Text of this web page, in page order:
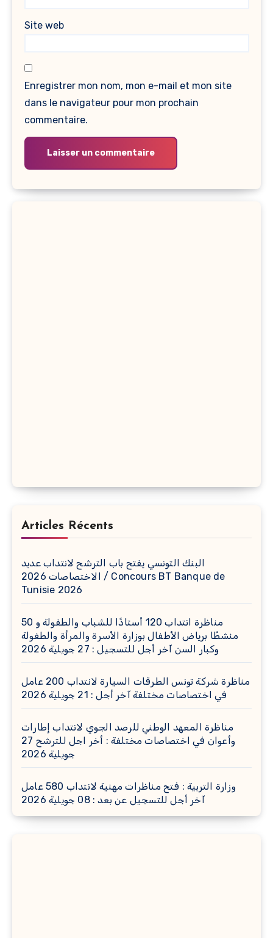
Site web
Enregistrer mon nom, mon e-mail et mon site
dans le navigateur pour mon prochain
commentaire.
Articles Récents
البنك التونسي يفتح باب الترشح لانتداب عديد
الاختصاصات 2026 / Concours BT Banque de
Tunisie 2026
مناظرة انتداب 120 أستاذًا للشباب والطفولة و 50
منشطًا برياض الأطفال بوزارة الأسرة والمرأة والطفولة
وكبار السن آخر أجل للتسجيل : 27 جويلية 2026
مناظرة شركة تونس الطرقات السيارة لانتداب 200 عامل
في اختصاصات مختلفة آخر أجل : 21 جويلية 2026
مناظرة المعهد الوطني للرصد الجوي لانتداب إطارات
وأعوان في اختصاصات مختلفة : أخر اجل للترشح 27
جويلية 2026
وزارة التربية : فتح مناظرات مهنية لانتداب 580 عامل
آخر أجل للتسجيل عن بعد : 08 جويلية 2026